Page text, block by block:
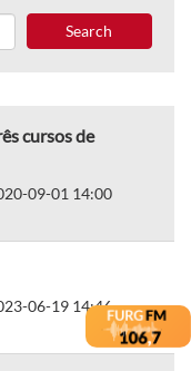
Search
cursos de
09-01 14:00
06-19 14:46